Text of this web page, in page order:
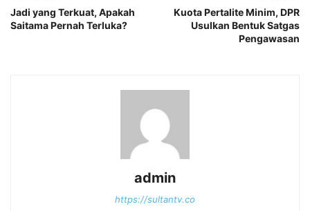
Jadi yang Terkuat, Apakah
Saitama Pernah Terluka?
Kuota Pertalite Minim, DPR
Usulkan Bentuk Satgas
Pengawasan
admin
https://sultantv.co